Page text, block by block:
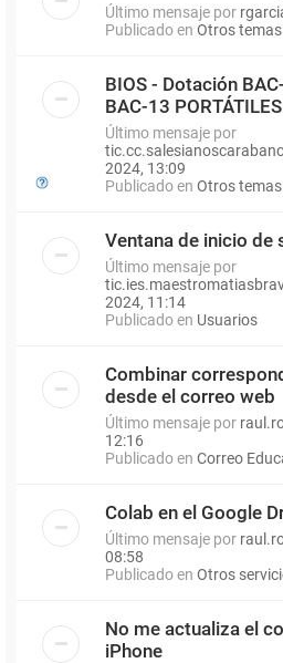
Último mensaje por
Publicado en Otros
BIOS - Dotación
BAC-13
Último mensaje por
2024, 13:09
Publicado en Otros
Ventana de inicio de
Último mensaje por
2024, 11:14
Publicado en Usuarios
Combinar
desde el correo web
Último mensaje por
12:16
Publicado en Correo
Colab en el Google
Último mensaje por
08:58
Publicado en Otros
No me actualiza el
iPhone